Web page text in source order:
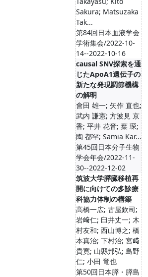
Sakura; Matsuzaka
Tak...
第84回日本血液学会
学術集会/2022-10-
14--2022-10-16
causal SNV探索を通
じたApoA1遺伝子の
新たな発現調節機構
の解明
會田 雄一; 矢作 直也;
武内 謙憲; 方波見 京
香; 平井 花音; 葉 琛;
陶 都罕; Samia Kar...
第45回日本分子生物
学会年会/2022-11-
30--2022-12-02
筑波大学膵臓移植再
開に向けての多診療
科協力体制の構築
高橋一広; 古屋欽司;
岩﨑仁; 臼井丈一; 木
村友和; 西山博之; 橋
本真治; 下村治; 宮﨑
貴寛; 山縣邦弘; 島野
仁; 小田 竜也
第50回日本膵・膵島